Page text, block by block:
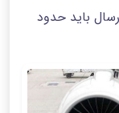
باید حدود